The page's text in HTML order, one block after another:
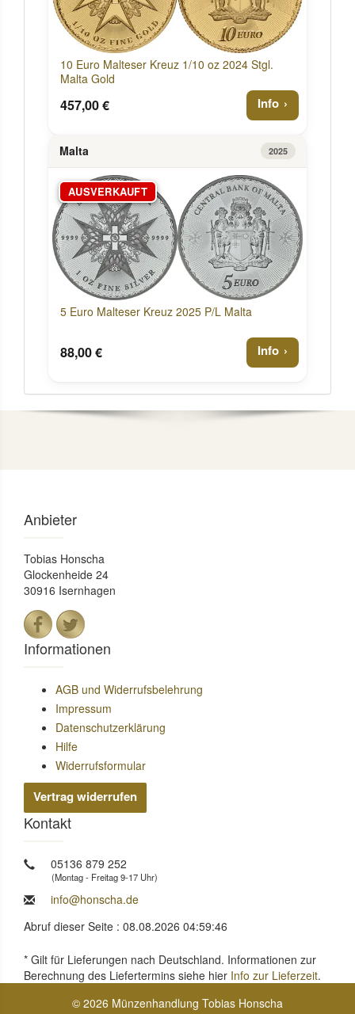
10 Euro Malteser Kreuz 1/10 oz 2024 Stgl.
Malta Gold
457,00 € Info
Malta 2025
AUSVERKAUFT
5 Euro Malteser Kreuz 2025 P/L Malta
88,00 € Info
Anbieter
Tobias Honscha
Glockenheide 24
30916 Isernhagen
Informationen
AGB und Widerrufsbelehrung
Impressum
Datenschutzerklärung
Hilfe
Widerrufsformular
Vertrag widerrufen
Kontakt
05136 879 252
(Montag - Freitag 9-17 Uhr)
info@honscha.de
Abruf dieser Seite : 08.08.2026 04:59:46
* Gilt für Lieferungen nach Deutschland. Informationen zur
Berechnung des Liefertermins siehe hier Info zur Lieferzeit.
© 2026 Münzenhandlung Tobias Honscha